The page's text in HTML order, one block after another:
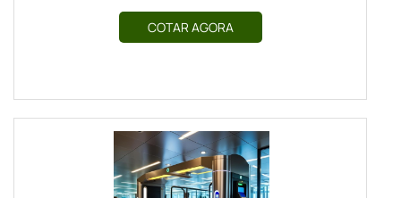
COTAR AGORA